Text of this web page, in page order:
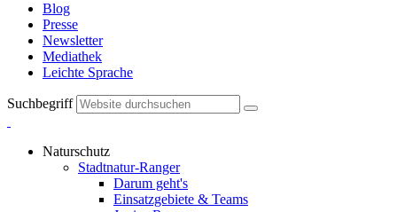
Blog
Presse
Newsletter
Mediathek
Leichte Sprache
Suchbegriff
Naturschutz
Stadtnatur-Ranger
Darum geht's
Einsatzgebiete & Teams